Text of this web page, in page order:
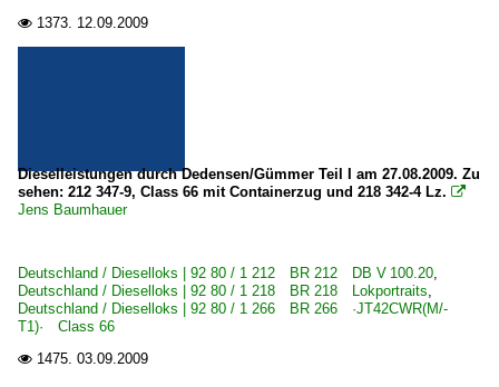
 1373. 12.09.2009
Dieselleistungen durch Dedensen/Gümmer Teil I am 27.08.2009. Zu
sehen: 212 347-9, Class 66 mit Containerzug und 218 342-4 Lz. 
Jens Baumhauer
Deutschland / Dieselloks | 92 80 / 1 212 BR 212 DB V 100.20,
Deutschland / Dieselloks | 92 80 / 1 218 BR 218 Lokportraits,
Deutschland / Dieselloks | 92 80 / 1 266 BR 266 ·JT42CWR(M/-
T1)· Class 66
 1475. 03.09.2009